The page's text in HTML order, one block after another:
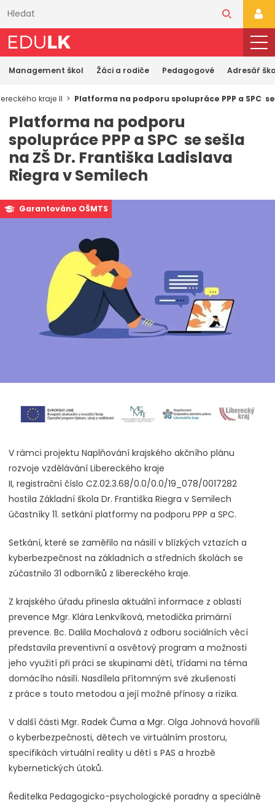
obsahu
Management škol Žáci a rodiče Pedagogové Adresář
kraje II Platforma na podporu spolupráce PPP a SPC
Platforma na podporu
spolupráce PPP a SPC se sešla
na ZŠ Dr. Františka Ladislava
Riegra v Semilech
Garantováno OŠMTS
V rámci projektu Naplňování krajského akčního plánu
rozvoje vzdělávání Libereckého kraje
II, registrační číslo CZ.02.3.68/0.0/0.0/19_078/0017282
hostila Základní škola Dr. Františka Riegra v Semilech
účastníky 11. setkání platformy na podporu PPP a SPC.
Setkání, které se zaměřilo na násilí v blízkých vztazích a
kyberbezpečnost na základních a středních školách se
zúčastnilo 31 odborníků z libereckého kraje.
Z krajského úřadu přinesla aktuální informace z oblasti
prevence Mgr. Klára Lenkvíková, metodička primární
prevence. Bc. Dalila Mochalová z odboru sociálních věcí
představila preventivní a osvětový program a možnosti
jeho využití při práci se skupinami dětí, třídami na téma
domácího násilí. Nasdílela přítomným své zkušenosti
z práce s touto metodou a její možné přínosy a rizika.
V další části Mgr. Radek Čuma a Mgr. Olga Johnová hovořili
o kyberbezpečnosti, dětech ve virtuálním prostoru,
specifikách virtuální reality u dětí s PAS a hrozbě
kybernetických útoků.
Ředitelka Pedagogicko-psychologické poradny a speciálně